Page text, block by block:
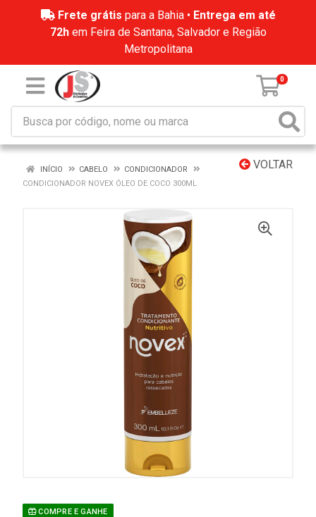
Frete grátis para a Bahia • Entrega em até
72hem Feira de Santana, Salvador e Região
Metropolitana
0
VOLTAR
INÍCIO CABELO
CONDICIONADOR
CONDICIONADOR NOVEX ÓLEO DE COCO 300ML
COMPRE E GANHE